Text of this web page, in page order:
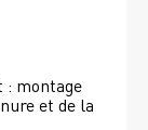
: montage
et de la